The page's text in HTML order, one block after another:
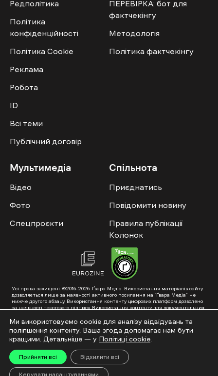
Редполітика
Політика
конфіденційності
Політика Cookie
Реклама
Робота
ID
Всі теми
Публічний договір
ПЕРЕВІРКА: бот для
фактчекінгу
Методологія
Політика фактчекінгу
Мультимедіа
Відео
Фото
Спецпроєкти
Спільнота
Приєднатись
Повідомити новину
Правила публікації
Колонок
Усі права захищені. ©2016-2026. Ґвара Медіа. Використання матеріалів сайту
дозволяється лише за наявності активного посилання на “Ґвара Медіа” не
нижче другого абзацу. Використання контенту цифрових платформ дозволено
за наявності текстового підпису. Використання контенту для документальних
схвалення від редакції.
Суб’єкт у сфері онлайн-медіа; ідентифікатор медіа – R40-01353. Поштова
адреса: ГО «Ґвара Медіа», 61057, Харків, вул. Гоголя, 14, абонентська скринька
№7400
Підкинь нам тему на пошту – hello@gwaramedia.com
Модернізація сайту:
Ми використовуємо cookie для аналізу відвідувань та
поліпшення контенту. Ваша згода допомагає нам бути
кращими. Детальніше — у Політиці cookie
Прийняти всі Відхилити всі
Керувати налаштуваннями